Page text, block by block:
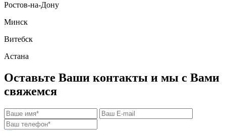
Ростов-на-Дону
Минск
Витебск
Астана
Оставьте Ваши контакты и мы с Вами
свяжемся